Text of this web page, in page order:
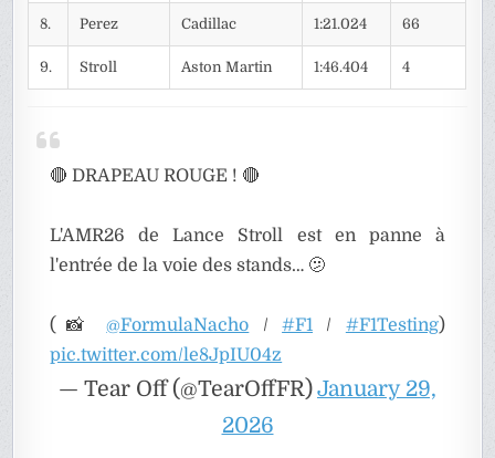
8. Perez Cadillac 1:21.024 66
9. Stroll Aston Martin 1:46.404 4
🔴 DRAPEAU ROUGE ! 🔴
L'AMR26 de Lance Stroll est en panne à
l'entrée de la voie des stands… 🫤
(📸@FormulaNacho /#F1 / #F1Testing)
pic.twitter.com/le8JpIU04z
— Tear Off (@TearOffFR)January 29,
2026